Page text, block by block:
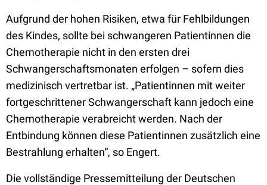
Aufgrund der hohen Risiken, etwa für Fehlbildungen
des Kindes, sollte bei schwangeren Patientinnen die
Chemotherapie nicht in den ersten drei
Schwangerschaftsmonaten erfolgen – sofern dies
medizinisch vertretbar ist. „Patientinnen mit weiter
fortgeschrittener Schwangerschaft kann jedoch eine
Chemotherapie verabreicht werden. Nach der
Entbindung können diese Patientinnen zusätzlich eine
Bestrahlung erhalten“, so Engert.
Die vollständige Pressemitteilung der Deutschen